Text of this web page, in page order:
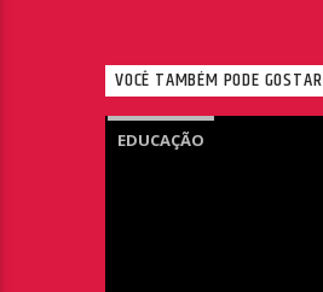
VOCÊ TAMBÉM PODE GOSTAR
EDUCAÇÃO